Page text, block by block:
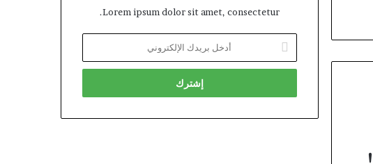
Lorem ipsum dolor sit amet, consectetur.
بريدك
الإلكتروني